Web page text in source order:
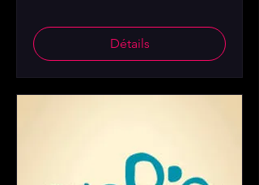
Détails